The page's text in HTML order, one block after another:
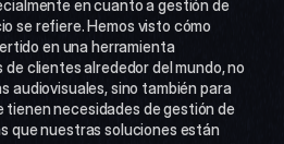
en cuanto a gestión de
en una herramienta
clientes alrededor del mundo, no
audiovisuales, sino también para
tienen necesidades de gestión de
que nuestras soluciones están